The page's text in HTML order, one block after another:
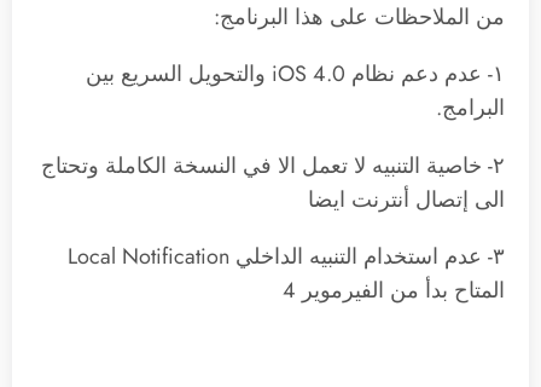
من الملاحظات على هذا البرنامج:
١- عدم دعم نظام iOS 4.0 والتحويل السريع بين
البرامج.
٢- خاصية التنبيه لا تعمل الا في النسخة الكاملة وتحتاج
الى إتصال أنترنت ايضا
٣- عدم استخدام التنبيه الداخلي Local Notification
المتاح بدأ من الفيرموير 4